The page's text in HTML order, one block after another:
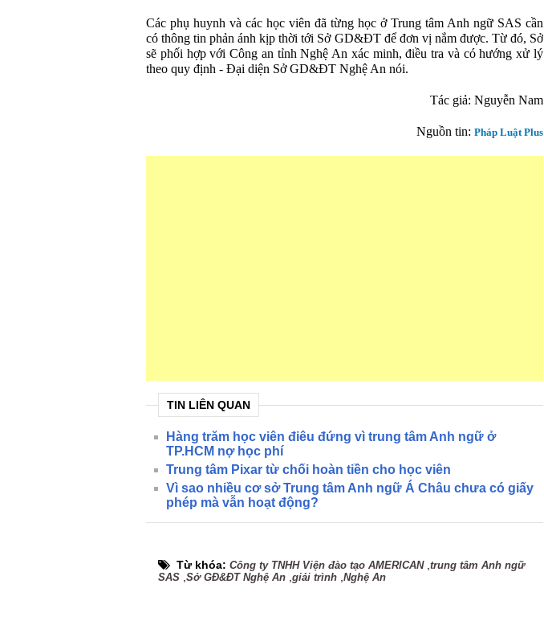
Các phụ huynh và các học viên đã từng học ở Trung tâm Anh ngữ SAS cần
có thông tin phản ánh kịp thời tới Sở GD&ĐT để đơn vị nắm được. Từ đó, Sở
sẽ phối hợp với Công an tỉnh Nghệ An xác minh, điều tra và có hướng xử lý
theo quy định - Đại diện Sở GD&ĐT Nghệ An nói.
Tác giả: Nguyễn Nam
Nguồn tin: Pháp Luật Plus
TIN LIÊN QUAN
Hàng trăm học viên điêu đứng vì trung tâm Anh ngữ ở
TP.HCM nợ học phí
Trung tâm Pixar từ chối hoàn tiền cho học viên
Vì sao nhiều cơ sở Trung tâm Anh ngữ Á Châu chưa có giấy
phép mà vẫn hoạt động?
Từ khóa: Công ty TNHH Viện đào tạo AMERICAN, trung tâm Anh ngữ
SAS Sở GĐ&ĐT Nghệ An giải trình Nghệ An